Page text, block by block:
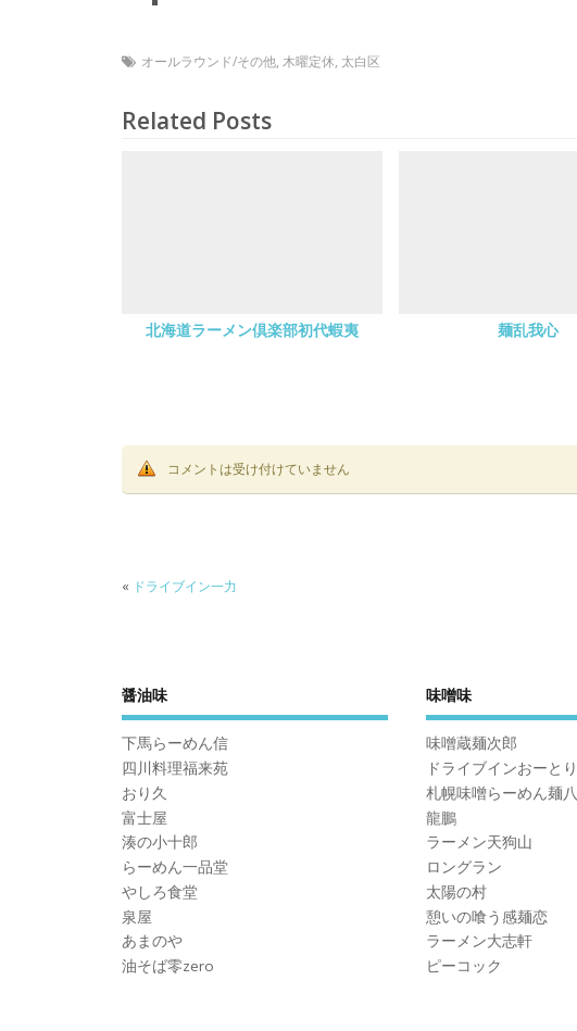
オールラウンド/その他, 木曜定休, 太白区
Related Posts
北海道ラーメン倶楽部初代蝦夷 麺乱我心
コメントは受け付けていません
« ドライブイン一力
醤油味
下馬らーめん信
四川料理福来苑
おり久
富士屋
湊の小十郎
らーめん一品堂
やしろ食堂
泉屋
あまのや
油そば零zero
味噌味
味噌蔵麺次郎
ドライブインおーとり
札幌味噌らーめん麺八
龍鵬
ラーメン天狗山
ロングラン
太陽の村
憩いの喰う感麺恋
ラーメン大志軒
ピーコック